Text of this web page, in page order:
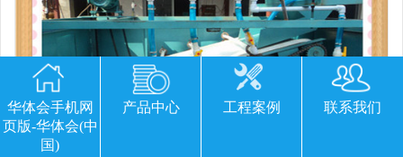
华体会手机网
页版-华体会(中
国)
产品中心 工程案例 联系我们